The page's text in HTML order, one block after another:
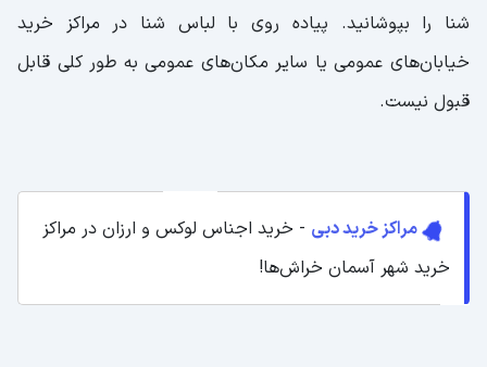
شنا را بپوشانید. پیاده روی با لباس شنا در مراکز خرید
خیابان‌های عمومی یا سایر مکان‌های عمومی به طور کلی قابل
قبول نیست.
مراکز خرید دبی - خرید اجناس لوکس و ارزان در مراکز
خرید شهر آسمان خراش‌ها!